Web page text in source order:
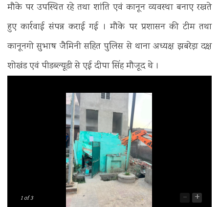
मौके पर उपस्थित रहे तथा शांति एवं कानून व्यवस्था बनाए रखते
हुए कार्रवाई संपन्न कराई गई । मौके पर प्रशासन की टीम तथा
कानूनगो सुभाष जैमिनी सहित पुलिस से थाना अध्यक्ष झबरेड़ा दक्ष
शोखंड एवं पीडब्ल्यूडी से एई दीपा सिंह मौजूद थे ।
1of 3 - +